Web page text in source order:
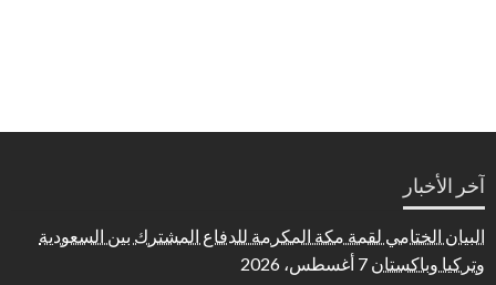
آخر الأخبار
البيان الختامي لقمة مكة المكرمة للدفاع المشترك بين السعودية
وتركيا وباكستان 7 أغسطس، 2026